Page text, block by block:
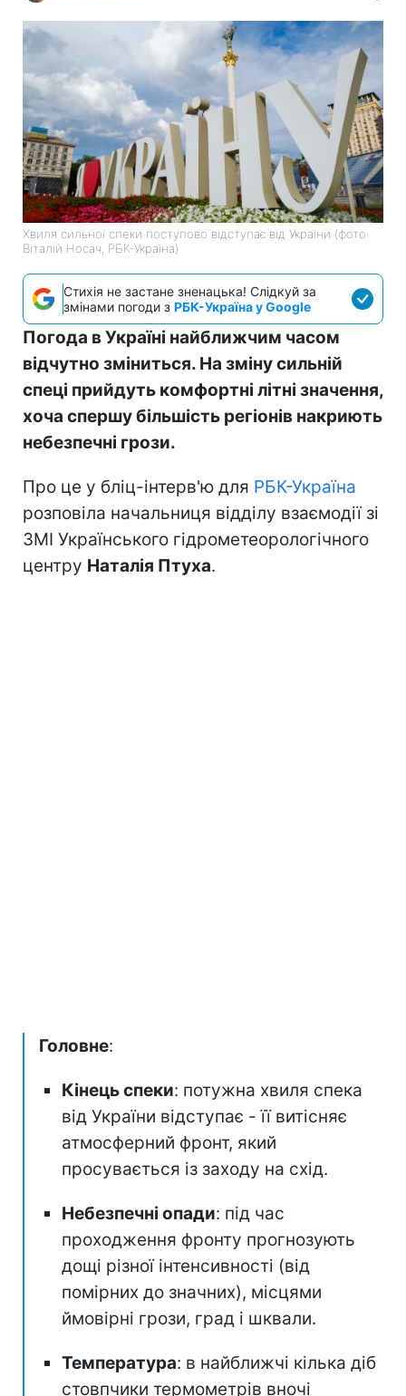
Хвиля сильної спеки поступово відступає від України (фото:
Віталій Носач, РБК-Україна)
Стихія не застане зненацька! Слідкуй за
змінами погоди з РБК-Україна у Google
Погода в Україні найближчим часом
відчутно зміниться. На зміну сильній
спеці прийдуть комфортні літні значення,
хоча спершу більшість регіонів накриють
небезпечні грози.
Про це у бліц-інтерв'ю для РБК-Україна
розповіла начальниця відділу взаємодії зі
ЗМІ Українського гідрометеорологічного
центру Наталія Птуха.
Головне:
Кінець спеки: потужна хвиля спека
від України відступає - її витісняє
атмосферний фронт, який
просувається із заходу на схід.
Небезпечні опади: під час
проходження фронту прогнозують
дощі різної інтенсивності (від
помірних до значних), місцями
ймовірні грози, град і шквали.
Температура: в найближчі кілька діб
стовпчики термометрів вночі